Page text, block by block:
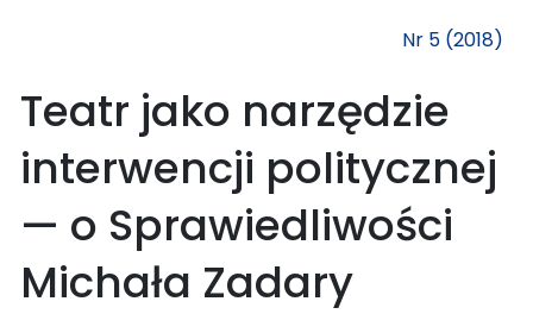
Nr 5 (2018)
Teatr jako narzędzie
interwencji politycznej
— o Sprawiedliwości
Michała Zadary